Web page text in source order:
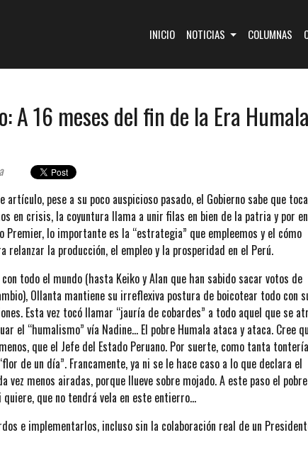
INICIO(CURRENT)
NOTICIAS COLUMNAS
A 16 meses del fin de la Era Humala
pese a su poco auspicioso pasado, el Gobierno sabe que toca
en crisis, la coyuntura llama a unir filas en bien de la patria y por
Premier, lo importante es la “estrategia” que empleemos y el cómo
la producción, el empleo y la prosperidad en el Perú.
todo el mundo (hasta Keiko y Alan que han sabido sacar votos de
Ollanta mantiene su irreflexiva postura de boicotear todo con
Esta vez tocó llamar “jauría de cobardes” a todo aquel que se
el “humalismo” vía Nadine… El pobre Humala ataca y ataca. Cree
que el Jefe del Estado Peruano. Por suerte, como tanta
de un día”. Francamente, ya ni se le hace caso a lo que declara el
vez menos airadas, porque llueve sobre mojado. A este paso el pobre
que no tendrá vela en este entierro…
e implementarlos, incluso sin la colaboración real de un